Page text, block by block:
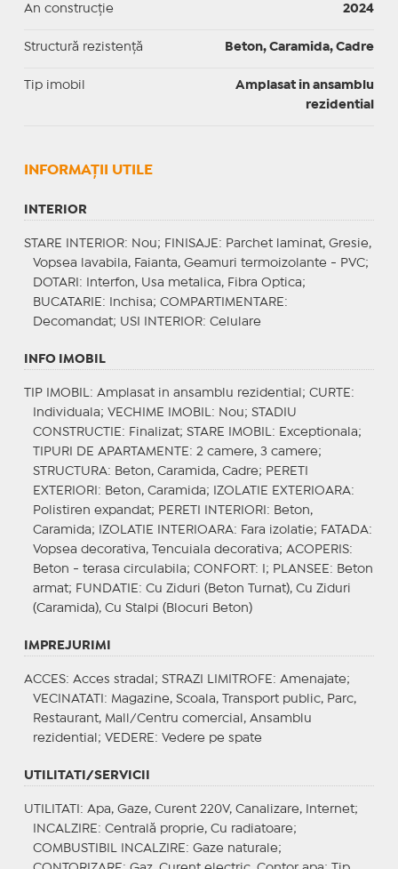
An construcție 2024
Structură rezistență Beton, Caramida, Cadre
Tip imobil
Amplasat in ansamblu
rezidential
INFORMAŢII UTILE
INTERIOR
STARE INTERIOR: Nou; FINISAJE : Parchet laminat, Gresie,
Vopsea lavabila, Faianta, Geamuri termoizolante - PVC;
DOTARI : Interfon, Usa metalica, Fibra Optica;
BUCATARIE : Inchisa; COMPARTIMENTARE :
Decomandat; USI INTERIOR: Celulare
INFO IMOBIL
TIP IMOBIL : Amplasat in ansamblu rezidential; CURTE :
Individuala; VECHIME IMOBIL : Nou; STADIU
CONSTRUCTIE : Finalizat; STARE IMOBIL : Exceptionala;
TIPURI DE APARTAMENTE : 2 camere, 3 camere;
STRUCTURA: Beton, Caramida, Cadre; PERETI
EXTERIORI : Beton, Caramida; IZOLATIE EXTERIOARA:
Polistiren expandat; PERETI INTERIORI : Beton,
Caramida;
IZOLATIE INTERIOARA: Fara izolatie; FATADA:
Vopsea decorativa, Tencuiala decorativa; ACOPERIS:
Beton - terasa circulabila; CONFORT : I; PLANSEE : Beton
armat; FUNDATIE : Cu Ziduri (Beton Turnat), Cu Ziduri
(Caramida), Cu Stalpi (Blocuri Beton)
IMPREJURIMI
ACCES: Acces stradal; STRAZI LIMITROFE : Amenajate;
VECINATATI : Magazine, Scoala, Transport public, Parc,
Restaurant, Mall/Centru comercial, Ansamblu
rezidential; VEDERE : Vedere pe spate
UTILITATI/SERVICII
UTILITATI : Apa, Gaze, Curent 220V, Canalizare, Internet;
INCALZIRE : Centrală proprie, Cu radiatoare;
COMBUSTIBIL INCALZIRE : Gaze naturale;